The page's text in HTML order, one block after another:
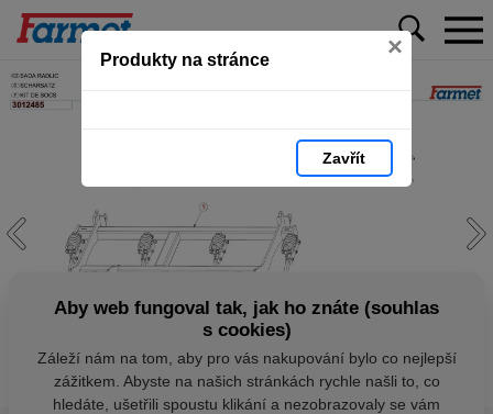
Produkty na stránce ×
Zavřít
Aby web fungoval tak, jak ho znáte (souhlas
s cookies)
Záleží nám na tom, aby pro vás nakupování bylo co nejlepší
zážitkem. Abyste na našich stránkách rychle našli to, co
hledáte, ušetřili spoustu klikání a nezobrazovaly se vám